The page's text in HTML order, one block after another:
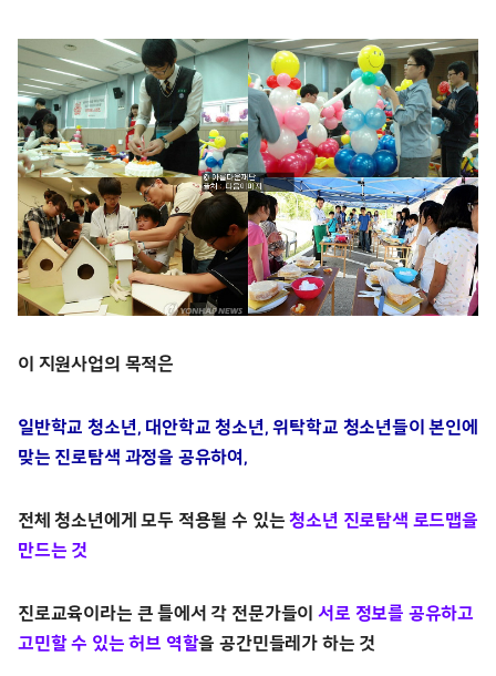
이 지원사업의 목적은
일반학교 청소년, 대안학교 청소년, 위탁학교 청소년들이 본인에
맞는 진로탐색 과정을 공유하여,
전체 청소년에게 모두 적용될 수 있는청소년 진로탐색 로드맵을
만드는 것
진로교육이라는 큰 틀에서 각 전문가들이서로 정보를 공유하고
고민할 수 있는 허브 역할을 공간민들레가 하는 것